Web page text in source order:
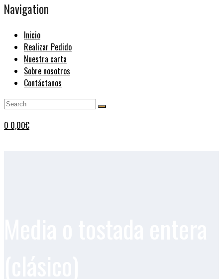
Navigation
Inicio
Realizar Pedido
Nuestra carta
Sobre nosotros
Contáctanos
0 0,00€